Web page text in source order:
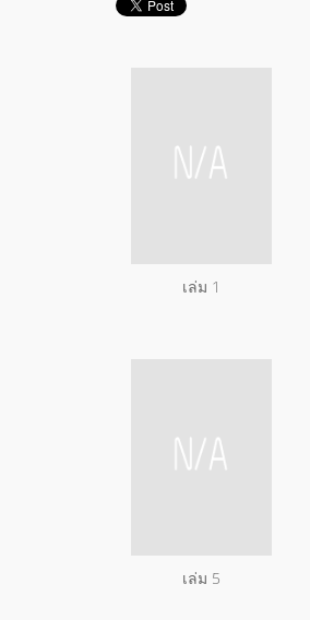
เล่ม 1
เล่ม 5